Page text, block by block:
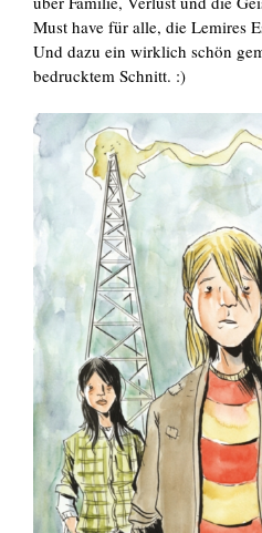
Must have für alle, die Lemires
Und dazu ein wirklich schön
bedrucktem Schnitt. :)